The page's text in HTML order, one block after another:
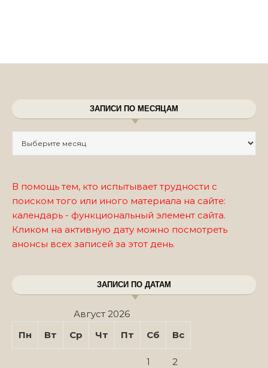
ЗАПИСИ ПО МЕСЯЦАМ
В помощь тем, кто испытывает трудности с
поиском того или иного материала на сайте:
календарь - функциональный элемент сайта.
Кликом на активную дату можно посмотреть
анонсы всех записей за этот день.
ЗАПИСИ ПО ДАТАМ
Август 2026
Пн
Вт Ср Чт Пт Сб Вс
1 2